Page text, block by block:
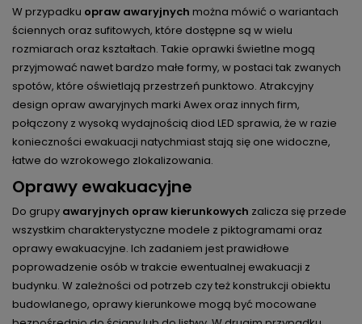
W przypadku opraw awaryjnych można mówić o wariantach
ściennych oraz sufitowych, które dostępne są w wielu
rozmiarach oraz kształtach. Takie oprawki świetlne mogą
przyjmować nawet bardzo małe formy, w postaci tak zwanych
spotów, które oświetlają przestrzeń punktowo. Atrakcyjny
design opraw awaryjnych marki Awex oraz innych firm,
połączony z wysoką wydajnością diod LED sprawia, że w razie
konieczności ewakuacji natychmiast stają się one widoczne,
łatwe do wzrokowego zlokalizowania.
Oprawy ewakuacyjne
Do grupy awaryjnych opraw kierunkowych zalicza się przede
wszystkim charakterystyczne modele z piktogramami oraz
oprawy ewakuacyjne. Ich zadaniem jest prawidłowe
poprowadzenie osób w trakcie ewentualnej ewakuacji z
budynku. W zależności od potrzeb czy też konstrukcji obiektu
budowlanego, oprawy kierunkowe mogą być mocowane